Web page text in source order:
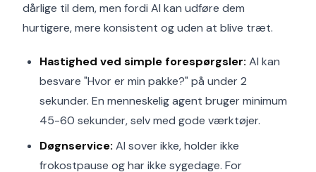
dårlige til dem, men fordi AI kan udføre dem
hurtigere, mere konsistent og uden at blive træt.
Hastighed ved simple forespørgsler: AI kan
besvare "Hvor er min pakke?" på under 2
sekunder. En menneskelig agent bruger minimum
45-60 sekunder, selv med gode værktøjer.
Døgnservice: AI sover ikke, holder ikke
frokostpause og har ikke sygedage. For